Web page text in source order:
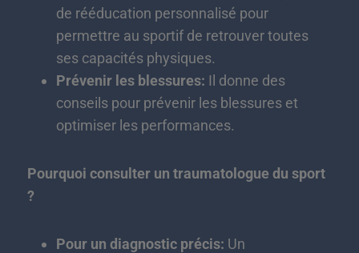
de rééducation personnalisé pour
permettre au sportif de retrouver toutes
ses capacités physiques.
Prévenir les blessures: Il donne des
conseils pour prévenir les blessures et
optimiser les performances.
Pourquoi consulter un traumatologue du sport
?
Pour un diagnostic précis: Un